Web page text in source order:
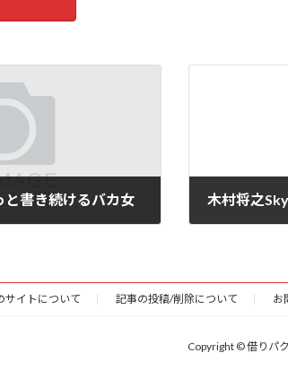
書き続けるバカ女
サイトについて 記事の投稿/削除について お
Copyright © 借りパ